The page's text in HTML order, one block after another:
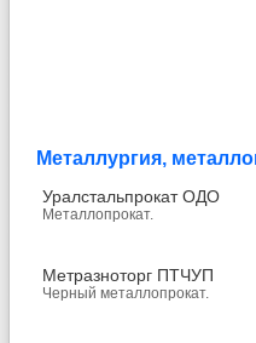
Металлургия,
Уралстальпрокат ОДО
Металлопрокат.
Метразноторг ПТЧУП
Черный металлопрокат.